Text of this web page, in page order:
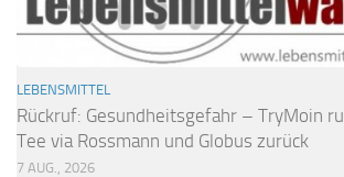
LEBENSMITTEL
Rückruf: Gesundheitsgefahr – TryMoin
Tee via Rossmann und Globus zurück
7 AUG., 2026